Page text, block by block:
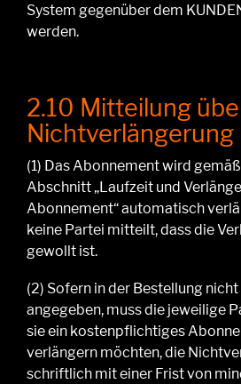
System gegenüber dem
werden.
2.10 Mitteilung
Nichtverlängerung
(1) DasAbonnement wird
Abschnitt „Laufzeit und
Abonnement“ automatisch
keine Partei mitteilt, dass die
gewollt ist.
(2) Sofern in der Bestellung
angegeben, muss die jeweilige
sieein kostenpflichtiges
verlängern möchten, die
schriftlich mit einer Frist von